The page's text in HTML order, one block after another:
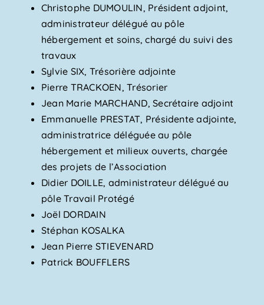
Christophe DUMOULIN, Président adjoint,
administrateur délégué au pôle
hébergement et soins, chargé du suivi des
travaux
Sylvie SIX, Trésorière adjointe
Pierre TRACKOEN, Trésorier
Jean Marie MARCHAND, Secrétaire adjoint
Emmanuelle PRESTAT, Présidente adjointe,
administratrice déléguée au pôle
hébergement et milieux ouverts, chargée
des projets de l’Association
Didier DOILLE, administrateur délégué au
pôle Travail Protégé
Joël DORDAIN
Stéphan KOSALKA
Jean Pierre STIEVENARD
Patrick BOUFFLERS